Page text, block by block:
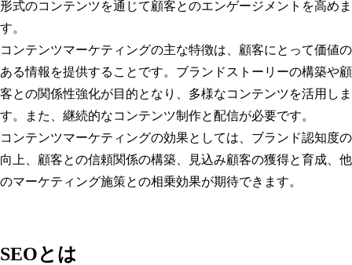
形式のコンテンツを通じて顧客とのエンゲージメントを高めま
す。
コンテンツマーケティングの主な特徴は、顧客にとって価値の
ある情報を提供することです。ブランドストーリーの構築や顧
客との関係性強化が目的となり、多様なコンテンツを活用しま
す。また、継続的なコンテンツ制作と配信が必要です。
コンテンツマーケティングの効果としては、ブランド認知度の
向上、顧客との信頼関係の構築、見込み顧客の獲得と育成、他
のマーケティング施策との相乗効果が期待できます。
SEOとは